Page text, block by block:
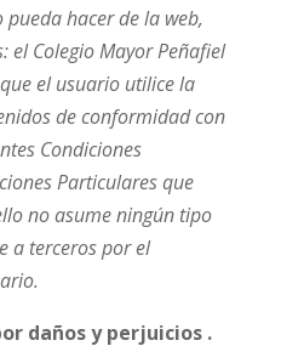
hacer de la web,
el Colegio Mayor Peñafiel
el usuario utilice la
de conformidad con
Condiciones
Particulares que
no asume ningún tipo
a terceros por el
daños y perjuicios .